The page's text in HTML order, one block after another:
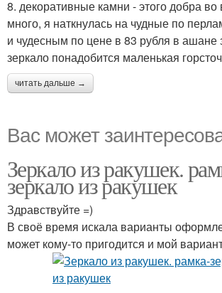
8. декоративные камни - этого добра во
много, я наткнулась на чудные по
и чудесным по цене в 83 рубля в ашане
зеркало понадобится маленькая
читать дальше →
Вас может
Зеркало из ракушек.
зеркало из ракушек
Здравствуйте =)
В своё время искала варианты
может кому-то пригодится и мой